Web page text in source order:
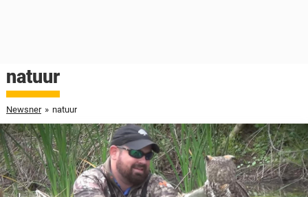
natuur
Newsner » natuur